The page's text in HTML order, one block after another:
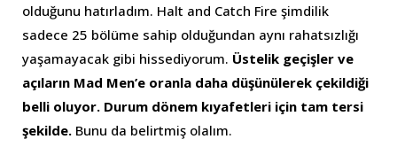
olduğunu hatırladım. Halt and Catch Fire şimdilik
sadece 25 bölüme sahip olduğundan aynı rahatsızlığı
yaşamayacak gibi hissediyorum. Üstelik geçişler ve
açıların Mad Men’e oranla daha düşünülerek çekildiği
belli oluyor. Durum dönem kıyafetleri için tam tersi
şekilde. Bunu da belirtmiş olalım.